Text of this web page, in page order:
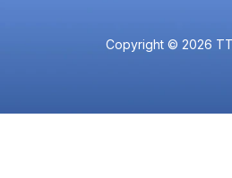
Copyright © 2026